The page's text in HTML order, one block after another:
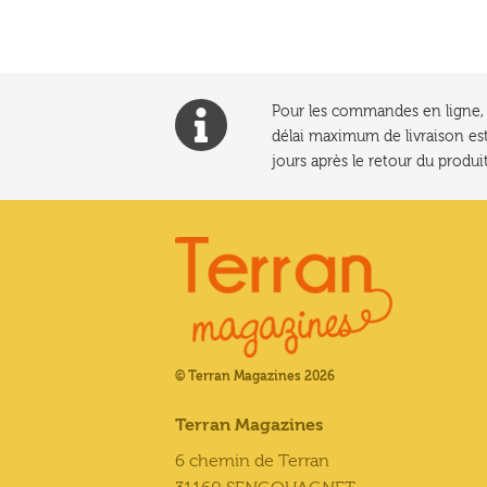
Pour les commandes en
délai maximum de livraison
jours après le retour du
© Terran Magazines 2026
Terran Magazines
6 chemin de Terran